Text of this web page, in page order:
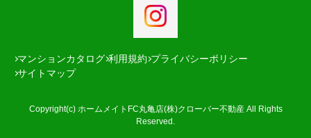
マンションカタログ 利用規約 プライバシーポリシー
サイトマップ
Copyright(c) ホームメイトFC丸亀店(株)クローバー不動産 All Rights
Reserved.